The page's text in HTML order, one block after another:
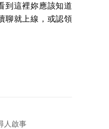
到這裡妳應該知道
聊就上線，或認領
人啟事